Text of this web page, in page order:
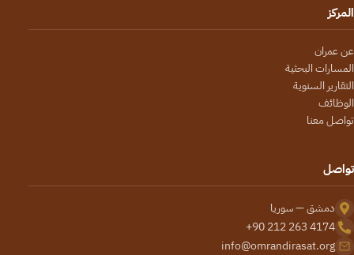
المركز
عن عمران
المسارات البحثية
التقارير السنوية
الوظائف
تواصل معنا
تواصل
دمشق — سوريا
+90 212 263 4174
info@omrandirasat.org